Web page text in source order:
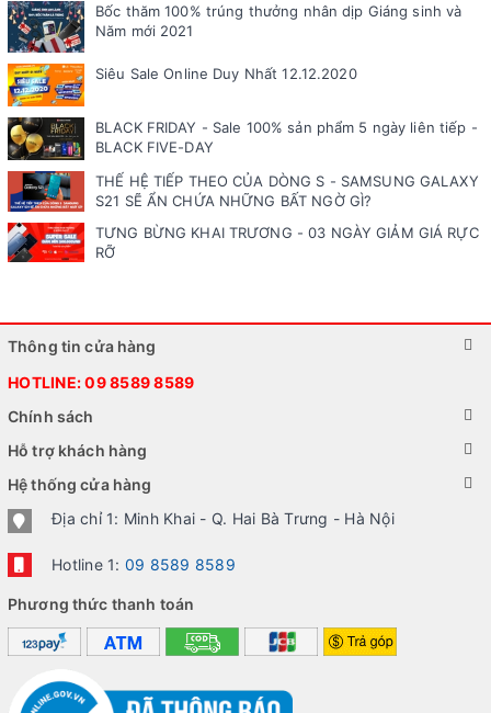
Bốc thăm 100% trúng thưởng nhân dịp Giáng sinh và
Năm mới 2021
Siêu Sale Online Duy Nhất 12.12.2020
BLACK FRIDAY - Sale 100% sản phẩm 5 ngày liên tiếp -
BLACK FIVE-DAY
THẾ HỆ TIẾP THEO CỦA DÒNG S - SAMSUNG GALAXY
S21 SẼ ẨN CHỨA NHỮNG BẤT NGỜ GÌ?
TƯNG BỪNG KHAI TRƯƠNG - 03 NGÀY GIẢM GIÁ RỰC
RỠ
Thông tin cửa hàng
HOTLINE:09 8589 8589
Chính sách
Hỗ trợ khách hàng
Hệ thống cửa hàng
Địa chỉ 1: Minh Khai - Q. Hai Bà Trưng - Hà Nội
Hotline 1: 09 8589 8589
Phương thức thanh toán